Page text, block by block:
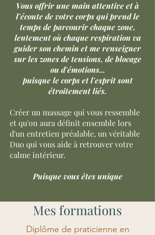
Vous offrir une main attentive et à
l'écoute de votre corps qui prend le
temps de parcourir chaque zone,
lentement où chaque respiration va
guider son chemin et me renseigner
sur les zones de tensions, de blocage
ou d'émotions...
​puisque le corps et l'esprit sont
étroitement liés.
Créer un massage qui vous ressemble
et qu'on aura définit ensemble lors
d'un entretien préalable, un véritable
Duo qui vous aide à retrouver votre
calme intérieur.
Puisque vous êtes unique
Mes formations
Diplôme de praticienne en